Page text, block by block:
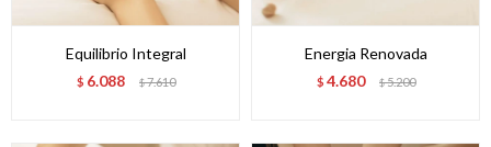
Equilibrio Integral
$ 6.088 $7.610
Energia Renovada
$ 4.680 $5.200